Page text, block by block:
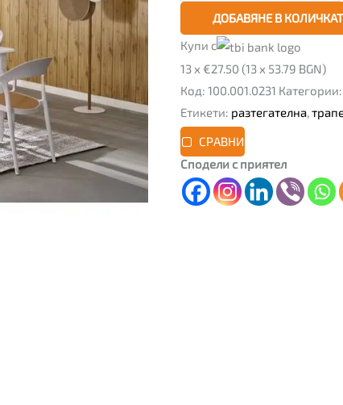
ДОБАВЯНЕ В
Купи с
13 x €27.50 (13 x 53.79 BGN)
Код: 100.001.0231 Категории:
Етикети: разтегателна,
СРАВНИ
Сподели с приятел